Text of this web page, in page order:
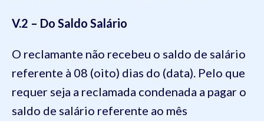
V.2 – Do Saldo Salário
O reclamante não recebeu o saldo de salário
referente à 08 (oito) dias do (data). Pelo que
requer seja a reclamada condenada a pagar o
saldo de salário referente ao mês